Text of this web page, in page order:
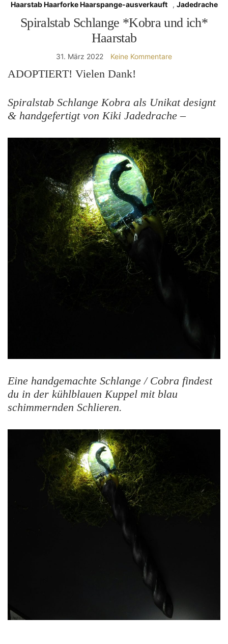
Haarstab Haarforke Haarspange-ausverkauft , Jadedrache
Spiralstab Schlange *Kobra und ich*
Haarstab
31. März 2022 Keine Kommentare
ADOPTIERT! Vielen Dank!
Spiralstab Schlange Kobra als Unikat designt
& handgefertigt von Kiki Jadedrache –
Eine handgemachte Schlange / Cobra findest
du in der kühlblauen Kuppel mit blau
schimmernden Schlieren.